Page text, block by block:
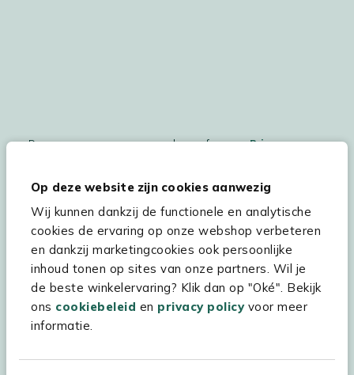
Op deze website zijn cookies aanwezig
Wij kunnen dankzij de functionele en analytische
cookies de ervaring op onze webshop verbeteren
en dankzij marketingcookies ook persoonlijke
inhoud tonen op sites van onze partners. Wil je
de beste winkelervaring? Klik dan op "Oké". Bekijk
ons cookiebeleid en privacy policyvoor meer
informatie.
De persoonsgegegevens worden conform onsPrivacy
Hulp & service
Assortiment
Kees Smit Tuinmeubelen
Experience Stores XXL